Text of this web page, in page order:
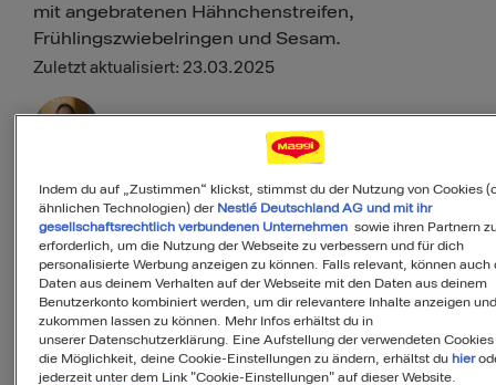
mit angebratenen Hähnchenstreifen,
Frühlingszwiebelringen und Sesam.
Zuletzt aktualisiert: 23.03.2025
Maggi Kochstudio Expertin
Als Favorit speichern
PDF
Indem du auf „Zustimmen“ klickst, stimmst du der Nutzung von Cookies
ähnlichen Technologien) der Nestlé Deutschland AG und mit ihr
gesellschaftsrechtlich verbundenen Unternehmen sowie ihren Partnern
erforderlich, um die Nutzung der Webseite zu verbessern und für dich
personalisierte Werbung anzeigen zu können. Falls relevant, können auch
Daten aus deinem Verhalten auf der Webseite mit den Daten aus deinem
Benutzerkonto kombiniert werden, um dir relevantere Inhalte anzeigen
zukommen lassen zu können. Mehr Infos erhältst du in
unserer Datenschutzerklärung. Eine Aufstellung der verwendeten
die Möglichkeit, deine Cookie-Einstellungen zu ändern, erhältst duhier
jederzeit unter dem Link "Cookie-Einstellungen" auf dieser Website.